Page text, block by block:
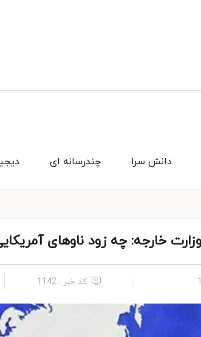
چندرسانه ای دانش سرا
خارجه: چه زود ناوهای
کد خبر : 1142